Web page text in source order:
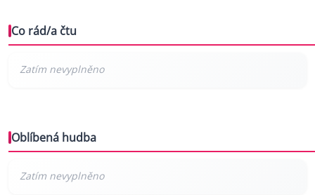
Co rád/a čtu
Oblíbená hudba